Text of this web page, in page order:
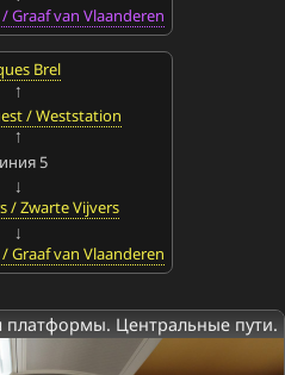
Graaf van Vlaanderen
Brel
/ Weststation
5
/ Zwarte Vijvers
Graaf van Vlaanderen
Центральные пути.